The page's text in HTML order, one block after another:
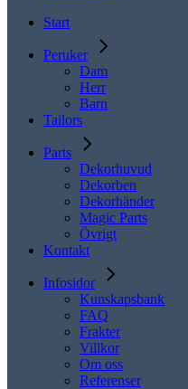
Start
Peruker
Dam
Herr
Barn
Tailors
Parts
Dekorhuvud
Dekorben
Dekorhänder
Magic Parts
Övrigt
Kontakt
Infosidor
Kunskapsbank
FAQ
Frakter
Villkor
Om oss
Referenser